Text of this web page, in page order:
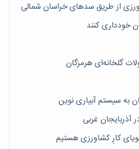
خودداری کنند
گلخانه‌ای هرمزگان
کارِ کشاورزی هستیم